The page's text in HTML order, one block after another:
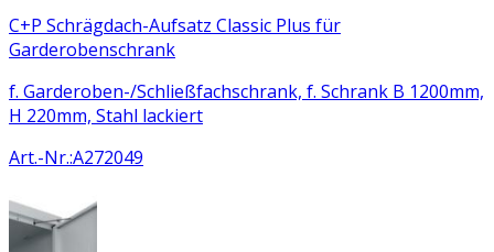
C+P Schrägdach-Aufsatz Classic Plus für
Garderobenschrank
f. Garderoben-/Schließfachschrank, f. Schrank B 1200mm,
H 220mm, Stahl lackiert
Art.-Nr.:A272049